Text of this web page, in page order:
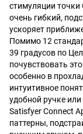
стимуляции точки
очень гибкий,
ускоряет
Помимо 12
39 градусов по
почувствовать
особенно в
интуитивное
удобной ручке
Satisfyer Connect
паттерны,